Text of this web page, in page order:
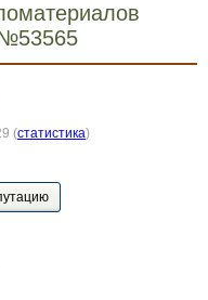
(статистика)